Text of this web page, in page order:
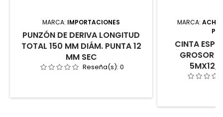
MARCA: IMPORTACIONES
PUNZÓN DE DERIVA LONGITUD
TOTAL 150 MM DIÁM. PUNTA 12
MM SEC
Reseña(s): 0
MARCA:
CINTA
GROSOR